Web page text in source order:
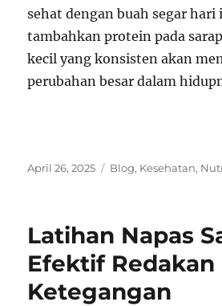
sehat dengan buah segar hari
tambahkan protein pada
kecil yang konsisten akan
perubahan besar dalam
Posted
April 26, 2025 Categories
Blog, Kesehatan,
Latihan Napas
Efektif Redakan
Ketegangan